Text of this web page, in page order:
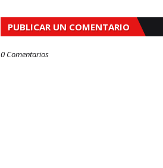
PUBLICAR UN COMENTARIO
0 Comentarios